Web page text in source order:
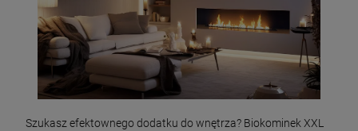
Szukasz efektownego dodatku do wnętrza? Biokominek XXL